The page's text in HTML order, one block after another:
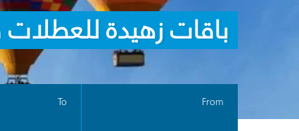
باقات زهيدة
From
To